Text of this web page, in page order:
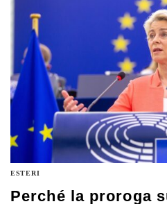
ESTERI
Perché la proroga